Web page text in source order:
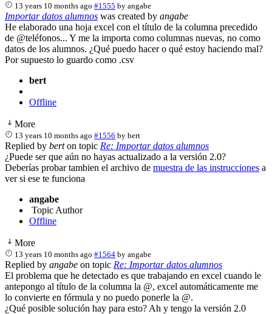
13 years 10 months ago #1555 byangabe
Importar datos alumnos was created by angabe
He elaborado una hoja excel con el título de la columna precedido
de @teléfonos... Y me la importa como columnas nuevas, no como
datos de los alumnos. ¿Qué puedo hacer o qué estoy haciendo mal?
Por supuesto lo guardo como .csv
bert
Offline
More
13 years 10 months ago #1556 bybert
Replied by berton topic Re: Importar datos alumnos
¿Puede ser que aún no hayas actualizado a la versión 2.0?
Deberías probar tambien el archivo de muestra de las instrucciones a
ver si ese te funciona
angabe
Topic Author
Offline
More
13 years 10 months ago #1564 byangabe
Replied by angabe on topic Re: Importar datos alumnos
El problema que he detectado es que trabajando en excel cuando le
antepongo al título de la columna la @, excel automáticamente me
lo convierte en fórmula y no puedo ponerle la @.
¿Qué posible solución hay para esto? Ah y tengo la versión 2.0